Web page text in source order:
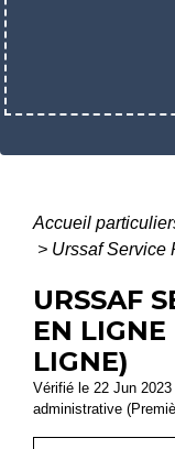
Accueil
> Urssaf Service
URSSAF
EN LIGNE
LIGNE)
Vérifié le 22 Jun
administrative